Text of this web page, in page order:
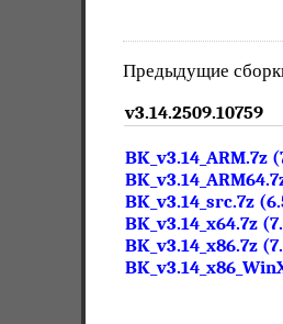
Предыдущие
v3.14.2509.10759
BK_v3.14_ARM.7z
BK_v3.14_src.7z
BK_v3.14_x64.7z
BK_v3.14_x86.7z